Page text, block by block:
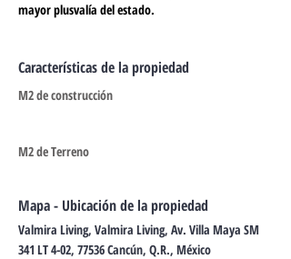
mayor plusvalía del estado.
Características de la propiedad
M2 de construcción
M2 de Terreno
Mapa - Ubicación de la propiedad
Valmira Living, Valmira Living, Av. Villa Maya SM
341 LT 4-02, 77536 Cancún, Q.R., México